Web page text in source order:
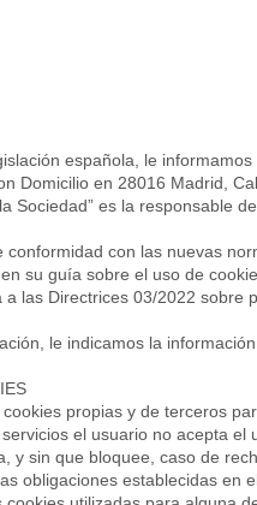
española, le informamos
Domicilio en 28016 Madrid,
Sociedad” es la responsable
con las nuevas
su guía sobre el uso de
las Directrices 03/2022 sobre
le indicamos la información
propias y de terceros
el usuario no acepta
y sin que bloquee, caso de
obligaciones establecidas en